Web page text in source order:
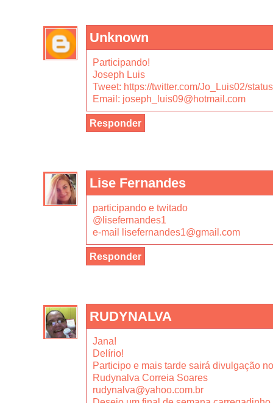
Unknown
Participando!
Joseph Luis
Tweet: https://twitter.com/Jo_Luis02/
Email: joseph_luis09@hotmail.com
Responder
Lise Fernandes
participando e twitado
@lisefernandes1
e-mail lisefernandes1@gmail.com
Responder
RUDYNALVA
Jana!
Delírio!
Participo e mais tarde sairá divulgação
Rudynalva Correia Soares
rudynalva@yahoo.com.br